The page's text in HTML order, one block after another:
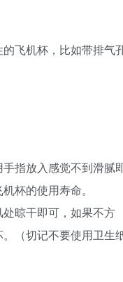
飞机杯，比如带排气
指放入感觉不到滑腻
杯的使用寿命。
晾干即可，如果不方
（切记不要使用卫生